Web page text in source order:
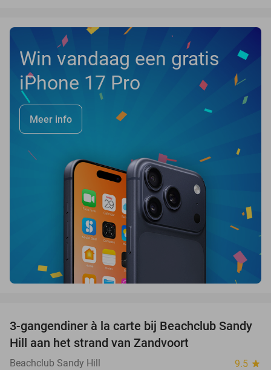
Win vandaag een gratis
iPhone 17 Pro
Meer info
34%
3-gangendiner à la carte bij Beachclub Sandy
Hill aan het strand van Zandvoort
Beachclub Sandy Hill 9.5 star